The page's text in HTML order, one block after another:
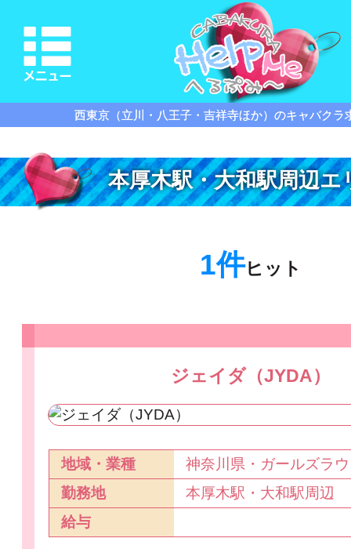
西東京（立川・八王子・吉祥寺ほか）のキャバクラ
本厚木駅・大和駅周辺エ
1件ヒット
ジェイダ（JYDA）
地域・業種
神奈川県・ガールズラ
勤務地
本厚木駅・大和駅周辺
給与